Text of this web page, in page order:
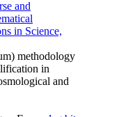
and
in Science,
methodology
in
and